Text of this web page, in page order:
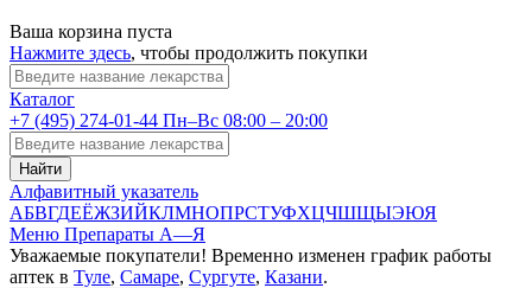
Ваша корзина пуста
Нажмите здесь, чтобы продолжить покупки
Каталог
+7 (495) 274-01-44 Пн–Вс 08:00 – 20:00
Найти
Алфавитный указатель
АБВГДЕЁЖЗИЙКЛМНОПРСТУФХЦЧШЩЫЭЮЯ
Меню Препараты А—Я
Уважаемые покупатели! Временно изменен график работы
аптек в Туле, Самаре, Сургуте, Казани.